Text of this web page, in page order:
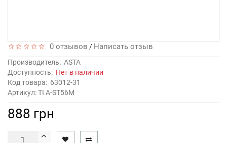
0 отзывов / Написать отзыв
Производитель: ASTA
Доступность: Нет в наличии
Код товара: 63012-31
Артикул: TI A-ST56M
888 грн